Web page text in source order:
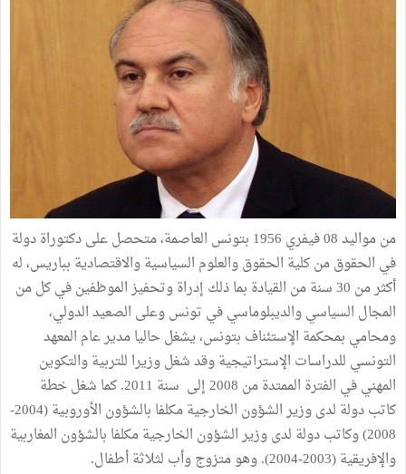
من مواليد 08 فيفري 1956 بتونس العاصمة، متحصل على دكتوراة دولة
في الحقوق من كلية الحقوق والعلوم السياسية والاقتصادية بباريس، له
أكثر من 30 سنة من القيادة بما ذلك إدراة وتحفيز الموظفين في كل من
المجال السياسي والديبلوماسي في تونس وعلى الصعيد الدولي،
ومحامي بمحكمة الإستئناف بتونس، يشغل حاليا مدير عام المعهد
التونسي للدراسات الإستراتيجية وقد شغل وزيرا للتربية والتكوين
المهني في الفترة الممتدة من 2008 إلى سنة 2011. كما شغل خطة
كاتب دولة لدى وزير الشؤون الخارجية مكلفا بالشؤون الأوروبية (2004-
2008) وكاتب دولة لدى وزير الشؤون الخارجية مكلفا بالشؤون المغاربية
والإفريقية (2003-2004). وهو متزوج وأب لثلاثة أطفال.